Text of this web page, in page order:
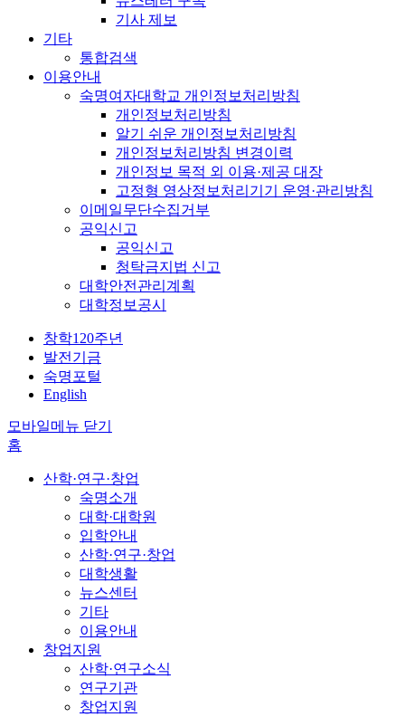
기사 제보
기타
통합검색
이용안내
숙명여자대학교 개인정보처리방침
개인정보처리방침
알기 쉬운 개인정보처리방침
개인정보처리방침 변경이력
개인정보 목적 외 이용·제공 대장
고정형 영상정보처리기기 운영·관리방침
이메일무단수집거부
공익신고
공익신고
청탁금지법 신고
대학안전관리계획
대학정보공시
창학120주년
발전기금
숙명포털
English
모바일메뉴 닫기
홈
산학·연구·창업
숙명소개
대학·대학원
입학안내
산학·연구·창업
대학생활
뉴스센터
기타
이용안내
창업지원
산학·연구소식
연구기관
창업지원